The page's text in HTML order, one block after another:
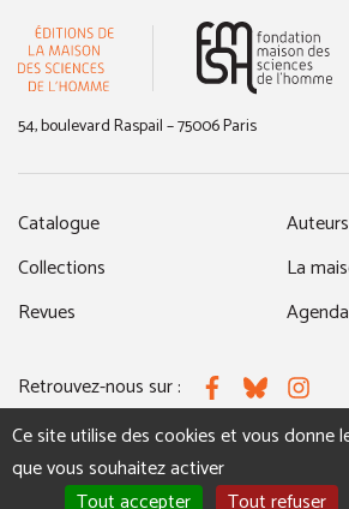
54, boulevard Raspail – 75006 Paris
Catalogue
Collections
Revues
Auteurs
La
Agenda
Retrouvez-nous sur : FacebookBluesky
MENTIONS LÉGALES NOUS
Ce site utilise des cookies et vous donne
que vous souhaitez activer
Tout accepter
Tout refuser